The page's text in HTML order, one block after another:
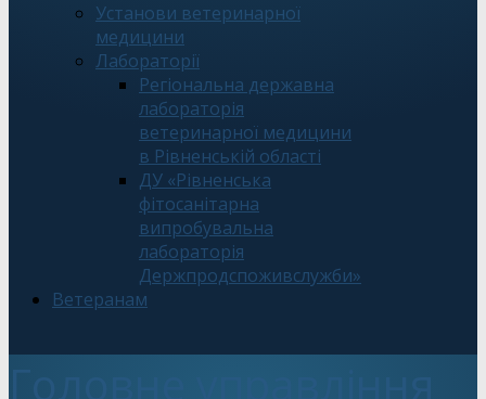
Установи ветеринарної
медицини
Лабораторії
Регіональна державна
лабораторія
ветеринарної медицини
в Рівненській області
ДУ «Рівненська
фітосанітарна
випробувальна
лабораторія
Держпродспоживслужби»
Ветеранам